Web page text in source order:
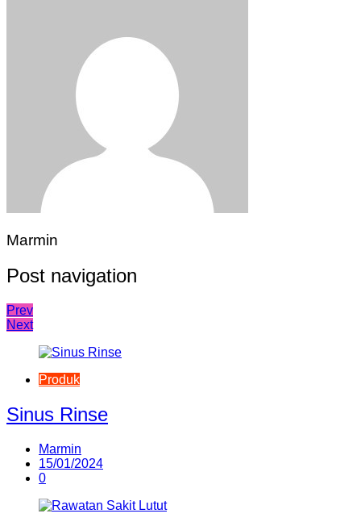
Marmin
Post navigation
Prev
Next
Produk
Sinus Rinse
Marmin
15/01/2024
0